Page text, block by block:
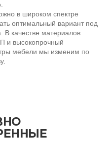
в широком спектре
оптимальный вариант под
качестве материалов
и высокопрочный
мебели мы изменим по